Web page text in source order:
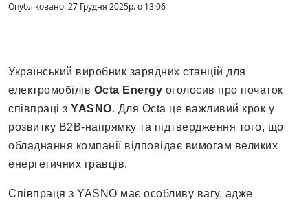
Опубліковано: 27 Грудня 2025р. о 13:06
Український виробник зарядних станцій для
електромобілів Octa Energy оголосив про початок
співпраці з YASNO. Для Octa це важливий крок у
розвитку B2B-напрямку та підтвердження того, що
обладнання компанії відповідає вимогам великих
енергетичних гравців.
Співпраця з YASNO має особливу вагу, адже